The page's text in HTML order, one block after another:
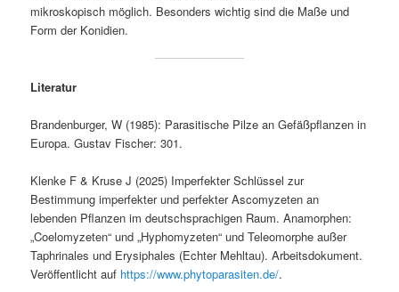
mikroskopisch möglich. Besonders wichtig sind die Maße und
Form der Konidien.
Literatur
Brandenburger, W (1985): Parasitische Pilze an Gefäßpflanzen in
Europa. Gustav Fischer: 301.
Klenke F & Kruse J (2025) Imperfekter Schlüssel zur
Bestimmung imperfekter und perfekter Ascomyzeten an
lebenden Pflanzen im deutschsprachigen Raum. Anamorphen:
„Coelomyzeten“ und „Hyphomyzeten“ und Teleomorphe außer
Taphrinales und Erysiphales (Echter Mehltau). Arbeitsdokument.
Veröffentlicht auf https://www.phytoparasiten.de/.